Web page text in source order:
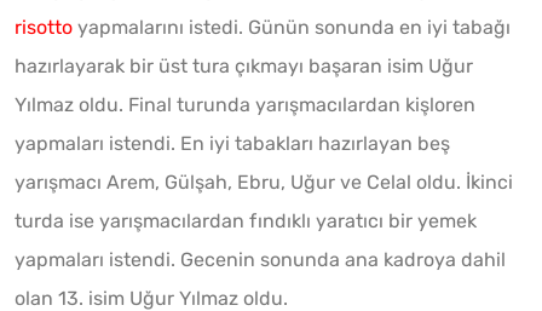
risotto yapmalarını istedi. Günün sonunda en iyi tabağı
hazırlayarak bir üst tura çıkmayı başaran isim Uğur
Yılmaz oldu. Final turunda yarışmacılardan kişloren
yapmaları istendi. En iyi tabakları hazırlayan beş
yarışmacı Arem, Gülşah, Ebru, Uğur ve Celal oldu. İkinci
turda ise yarışmacılardan fındıklı yaratıcı bir yemek
yapmaları istendi. Gecenin sonunda ana kadroya dahil
olan 13. isim Uğur Yılmaz oldu.